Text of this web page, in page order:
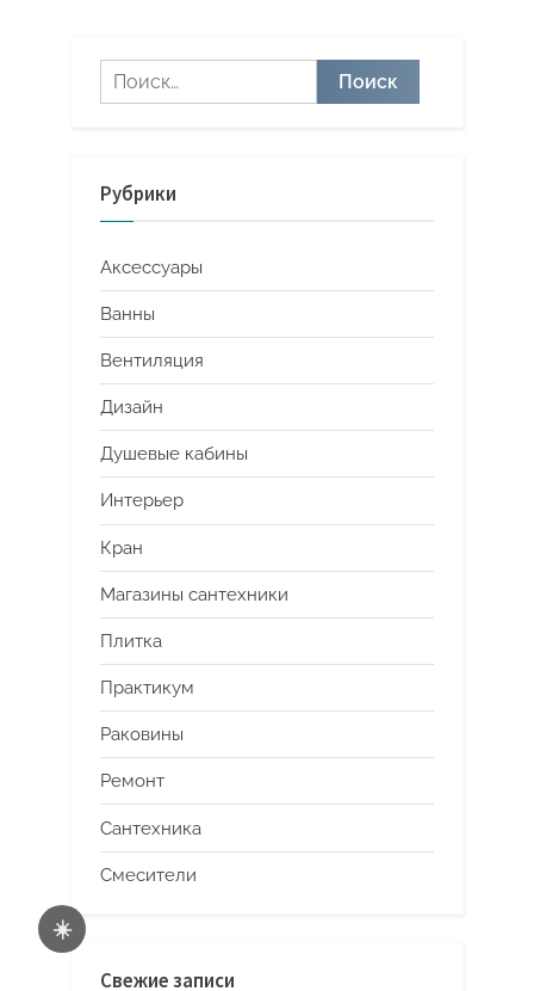
☀️
Найти:
Рубрики
Аксессуары
Ванны
Вентиляция
Дизайн
Душевые кабины
Интерьер
Кран
Магазины сантехники
Плитка
Практикум
Раковины
Ремонт
Сантехника
Смесители
Свежие записи